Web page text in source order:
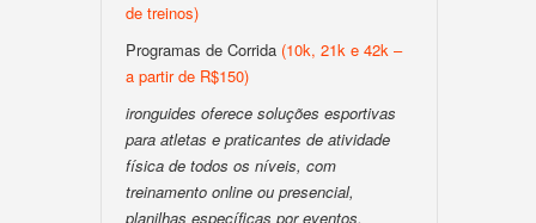
de treinos)
Programas de Corrida (10k, 21k e 42k –
a partir de R$150)
ironguides oferece soluções esportivas
para atletas e praticantes de atividade
física de todos os níveis, com
treinamento online ou presencial,
planilhas específicas por eventos,